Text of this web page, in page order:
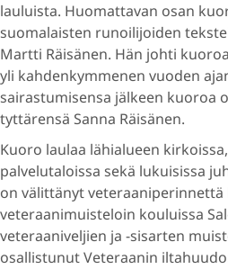
lauluista. Huomattavan osan
suomalaisten runoilijoiden
Martti Räisänen. Hän johti
yli kahdenkymmenen vuoden
sairastumisensa jälkeen kuoroa
tyttärensä Sanna Räisänen.
Kuoro laulaa lähialueen
palvelutaloissa sekä lukuisissa
on välittänyt veteraaniperinnettä
veteraanimuisteloin kouluissa
veteraaniveljien ja -sisarten
osallistunut Veteraanin